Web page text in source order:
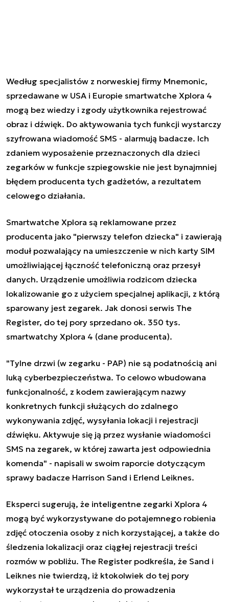
Według specjalistów z norweskiej firmy Mnemonic,
sprzedawane w USA i Europie smartwatche Xplora 4
mogą bez wiedzy i zgody użytkownika rejestrować
obraz i dźwięk. Do aktywowania tych funkcji wystarczy
szyfrowana wiadomość SMS - alarmują badacze. Ich
zdaniem wyposażenie przeznaczonych dla dzieci
zegarków w funkcje szpiegowskie nie jest bynajmniej
błędem producenta tych gadżetów, a rezultatem
celowego działania.
Smartwatche Xplora są reklamowane przez
producenta jako "pierwszy telefon dziecka" i zawierają
moduł pozwalający na umieszczenie w nich karty SIM
umożliwiającej łączność telefoniczną oraz przesył
danych. Urządzenie umożliwia rodzicom dziecka
lokalizowanie go z użyciem specjalnej aplikacji, z którą
sparowany jest zegarek. Jak donosi serwis The
Register, do tej pory sprzedano ok. 350 tys.
smartwatchy Xplora 4 (dane producenta).
"Tylne drzwi (w zegarku - PAP) nie są podatnością ani
luką cyberbezpieczeństwa. To celowo wbudowana
funkcjonalność, z kodem zawierającym nazwy
konkretnych funkcji służących do zdalnego
wykonywania zdjęć, wysyłania lokacji i rejestracji
dźwięku. Aktywuje się ją przez wysłanie wiadomości
SMS na zegarek, w której zawarta jest odpowiednia
komenda" - napisali w swoim raporcie dotyczącym
sprawy badacze Harrison Sand i Erlend Leiknes.
Eksperci sugerują, że inteligentne zegarki Xplora 4
mogą być wykorzystywane do potajemnego robienia
zdjęć otoczenia osoby z nich korzystającej, a także do
śledzenia lokalizacji oraz ciągłej rejestracji treści
rozmów w pobliżu. The Register podkreśla, że Sand i
Leiknes nie twierdzą, iż ktokolwiek do tej pory
wykorzystał te urządzenia do prowadzenia